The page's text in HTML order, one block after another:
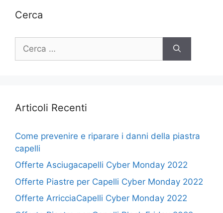
Cerca
per:
Articoli Recenti
Come prevenire e riparare i danni della piastra
capelli
Offerte Asciugacapelli Cyber Monday 2022
Offerte Piastre per Capelli Cyber Monday 2022
Offerte ArricciaCapelli Cyber Monday 2022